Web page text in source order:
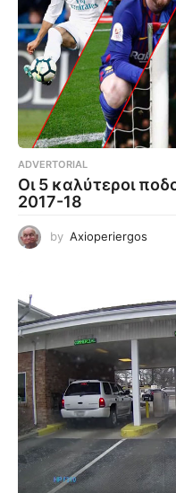
ADVERTORIAL
Οι 5 καλύτεροι
2017-18
by Axioperiergos